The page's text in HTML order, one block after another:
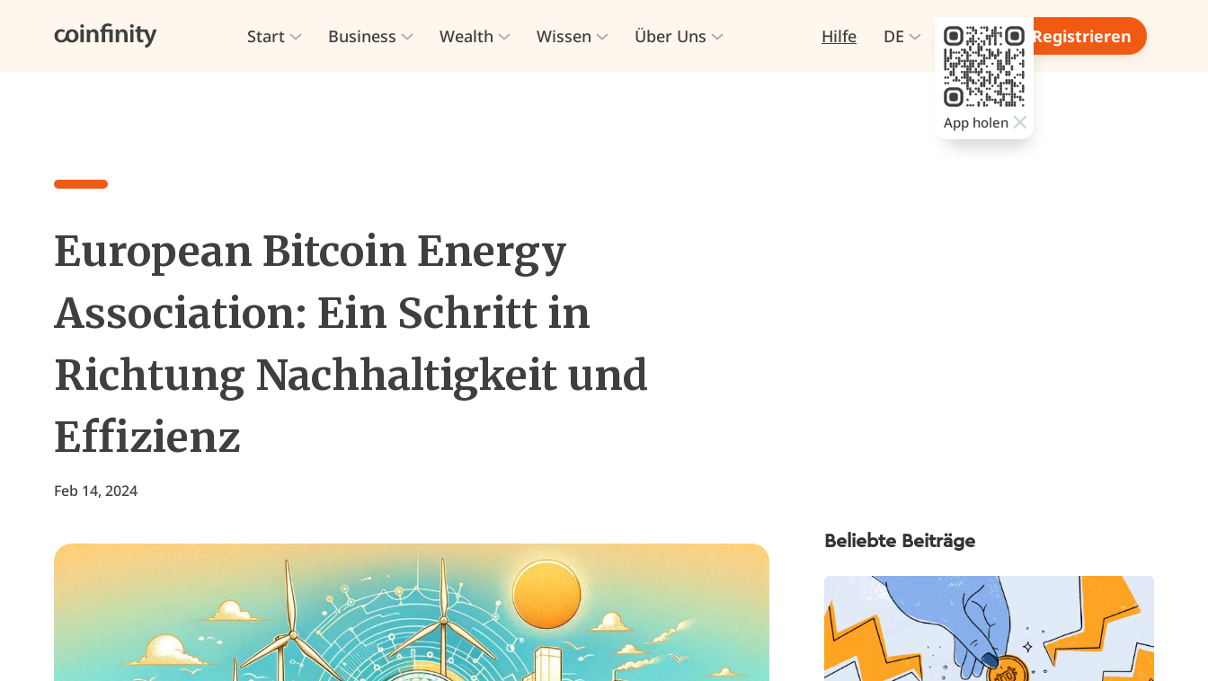
Start Business Wealth Wissen Über Uns Hilfe DE Login Registrieren
App holen
European Bitcoin Energy
Association: Ein Schritt in
Richtung Nachhaltigkeit und
Effizienz
Feb 14, 2024
Beliebte Beiträge